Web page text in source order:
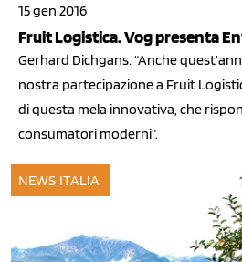
15 gen 2016
Fruit Logistica. Vog presenta
Gerhard Dichgans: “Anche
nostra partecipazione a Fruit
di questa mela innovativa, che
consumatori moderni”.
NEWS ITALIA